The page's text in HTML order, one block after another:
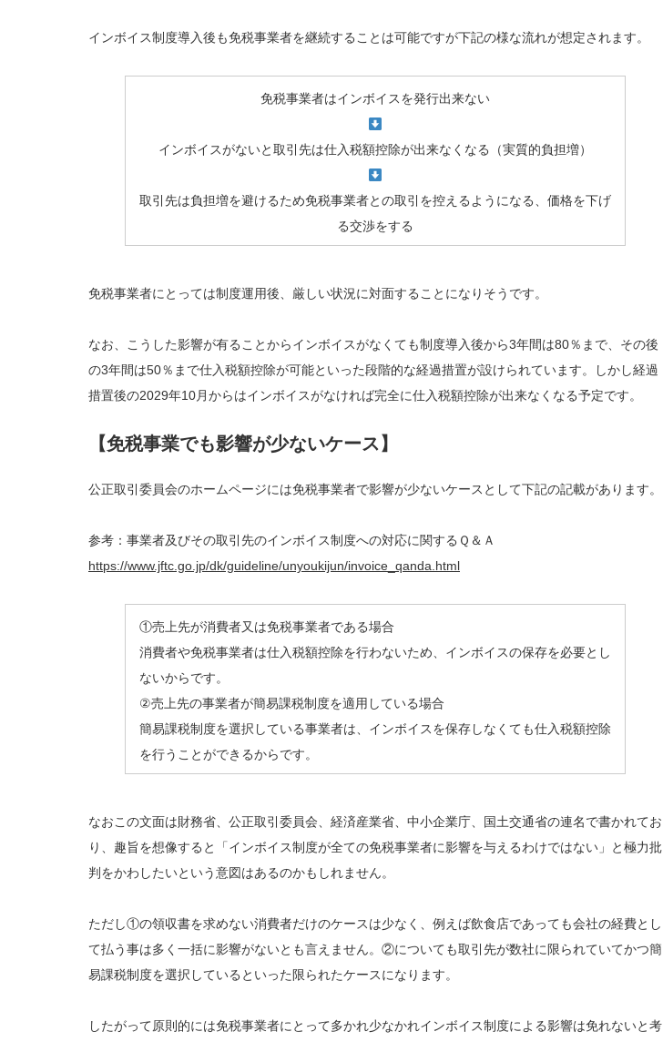
インボイス制度導入後も免税事業者を継続することは可能ですが下記の様な流れが想定されます。
免税事業者はインボイスを発行出来ない
インボイスがないと取引先は仕入税額控除が出来なくなる（実質的負担増）
取引先は負担増を避けるため免税事業者との取引を控えるようになる、価格を下げ
る交渉をする
免税事業者にとっては制度運用後、厳しい状況に対面することになりそうです。
なお、こうした影響が有ることからインボイスがなくても制度導入後から3年間は80％まで、その後
の3年間は50％まで仕入税額控除が可能といった段階的な経過措置が設けられています。しかし経過
措置後の2029年10月からはインボイスがなければ完全に仕入税額控除が出来なくなる予定です。
【免税事業でも影響が少ないケース】
公正取引委員会のホームページには免税事業者で影響が少ないケースとして下記の記載があります。
参考：事業者及びその取引先のインボイス制度への対応に関するＱ＆Ａ
https://www.jftc.go.jp/dk/guideline/unyoukijun/invoice_qanda.html
①売上先が消費者又は免税事業者である場合
消費者や免税事業者は仕入税額控除を行わないため、インボイスの保存を必要とし
ないからです。
②売上先の事業者が簡易課税制度を適用している場合
簡易課税制度を選択している事業者は、インボイスを保存しなくても仕入税額控除
を行うことができるからです。
なおこの文面は財務省、公正取引委員会、経済産業省、中小企業庁、国土交通省の連名で書かれてお
り、趣旨を想像すると「インボイス制度が全ての免税事業者に影響を与えるわけではない」と極力批
判をかわしたいという意図はあるのかもしれません。
ただし①の領収書を求めない消費者だけのケースは少なく、例えば飲食店であっても会社の経費とし
て払う事は多く一括に影響がないとも言えません。②についても取引先が数社に限られていてかつ簡
易課税制度を選択しているといった限られたケースになります。
したがって原則的には免税事業者にとって多かれ少なかれインボイス制度による影響は免れないと考